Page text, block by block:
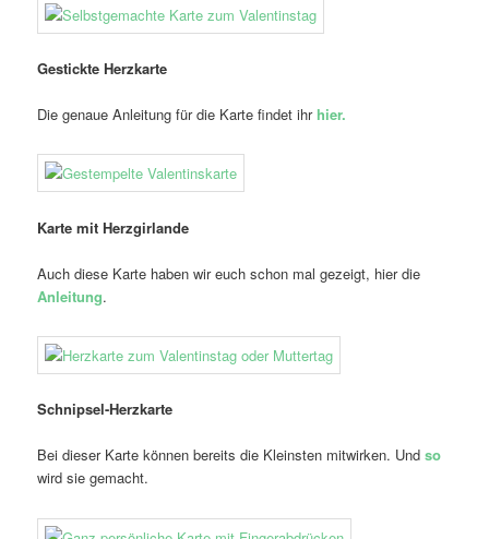
Gestickte Herzkarte
Die genaue Anleitung für die Karte findet ihrhier.
Karte mit Herzgirlande
Auch diese Karte haben wir euch schon mal gezeigt, hier die
Anleitung.
Schnipsel-Herzkarte
Bei dieser Karte können bereits die Kleinsten mitwirken. Undso
wird sie gemacht.